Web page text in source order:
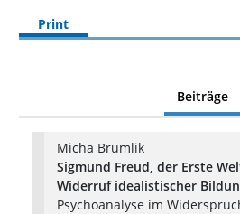
Print
Beiträge
Micha Brumlik
Sigmund Freud, der Erste
Widerruf idealistischer
Psychoanalyse im